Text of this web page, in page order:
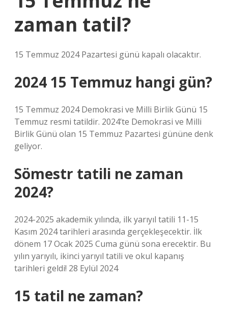
zaman tatil?
15 Temmuz 2024 Pazartesi günü kapalı olacaktır.
2024 15 Temmuz hangi gün?
15 Temmuz 2024 Demokrasi ve Milli Birlik Günü 15
Temmuz resmi tatildir. 2024’te Demokrasi ve Milli
Birlik Günü olan 15 Temmuz Pazartesi gününe denk
geliyor.
Sömestr tatili ne zaman
2024?
2024-2025 akademik yılında, ilk yarıyıl tatili 11-15
Kasım 2024 tarihleri ​​arasında gerçekleşecektir. İlk
dönem 17 Ocak 2025 Cuma günü sona erecektir. Bu
yılın yarıyılı, ikinci yarıyıl tatili ve okul kapanış
tarihleri ​​geldi! 28 Eylül 2024
15 tatil ne zaman?